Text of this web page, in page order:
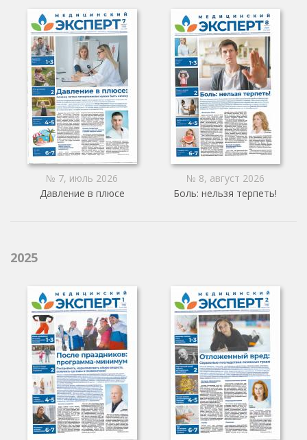
№ 7, июль 2026
Давление в плюсе
№ 8, август 2026
Боль: нельзя терпеть!
2025